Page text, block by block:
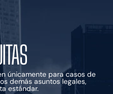
únicamente para casos de
demás asuntos legales,
estándar.